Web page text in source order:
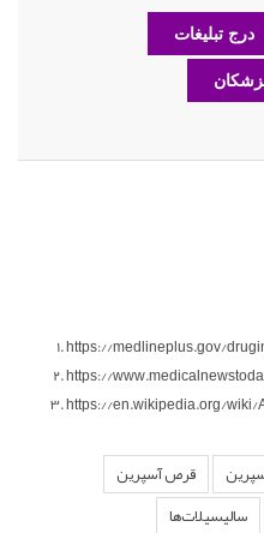
درج تبلیغات
https://medlineplus.gov/
https://
https://en.wikipedia.org/wiki/
قرص آسپرین
سالیسیلات‌ها